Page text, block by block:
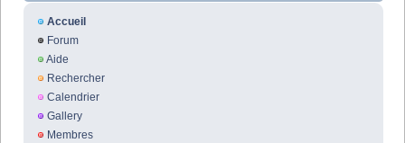
Accueil
Forum
Aide
Rechercher
Calendrier
Gallery
Membres